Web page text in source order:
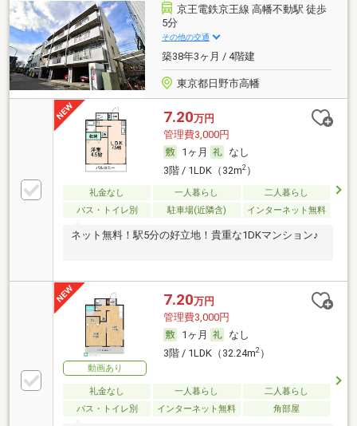
京王電鉄京王線 高幡不動駅 徒歩
5分
その他の交通
築38年3ヶ月 / 4階建
東京都日野市高幡
7.20万円
管理費3,000円
1ヶ月
なし
3階 / 1LDK（32m2）
礼金なし 一人暮らし
二人暮らし
バス・トイレ別
駐車場(近隣含) インターネット無料
ネット無料！駅5分の好立地！貴重な1DKマンション♪
動画あり
7.20万円
管理費3,000円
1ヶ月
なし
3階 / 1LDK（32.24m2）
礼金なし 一人暮らし
二人暮らし
バス・トイレ別
インターネット無料 角部屋